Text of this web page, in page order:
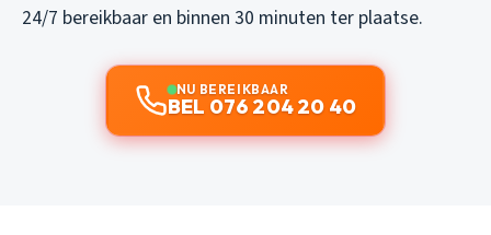
24/7 bereikbaar en binnen 30 minuten ter plaatse.
NU BEREIKBAAR
BEL 076 204 20 40